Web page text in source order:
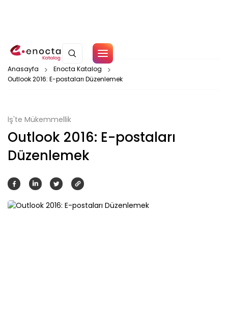
Çerez Politikamız
Anasayfa
Enocta Katalog
Outlook 2016: E-postaları Düzenlemek
İş'te Mükemmellik
Outlook 2016: E-postaları
Düzenlemek